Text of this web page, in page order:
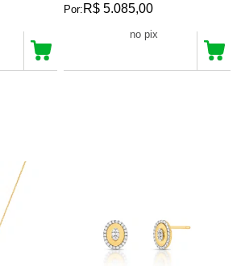
Por: R$ 5.085,00
no pix